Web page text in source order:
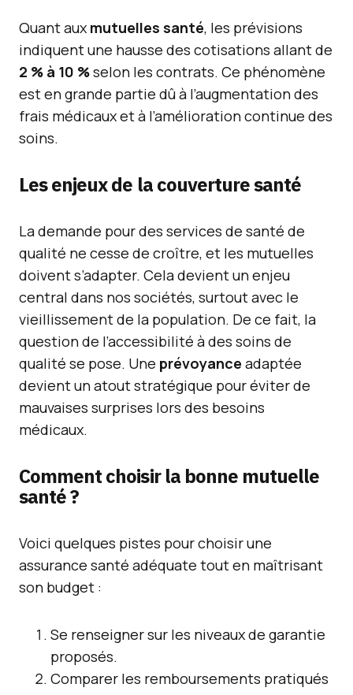
Quant aux mutuelles santé, les prévisions
indiquent une hausse des cotisations allant de
2 % à 10 %selon les contrats. Ce phénomène
est en grande partie dû à l’augmentation des
frais médicaux et à l’amélioration continue des
soins.
Les enjeux de la couverture santé
La demande pour des services de santé de
qualité ne cesse de croître, et les mutuelles
doivent s’adapter. Cela devient un enjeu
central dans nos sociétés, surtout avec le
vieillissement de la population. De ce fait, la
question de l’accessibilité à des soins de
qualité se pose. Une prévoyance adaptée
devient un atout stratégique pour éviter de
mauvaises surprises lors des besoins
médicaux.
Comment choisir la bonne mutuelle
santé ?
Voici quelques pistes pour choisir une
assurance santé adéquate tout en maîtrisant
son budget :
Se renseigner sur les niveaux de garantie
proposés.
Comparer les remboursements pratiqués